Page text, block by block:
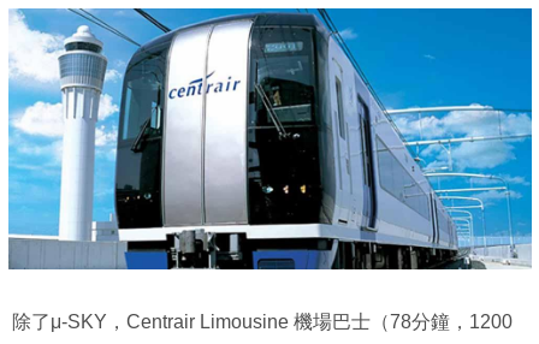
除了μ-SKY，Centrair Limousine 機場巴士（78分鐘，1200